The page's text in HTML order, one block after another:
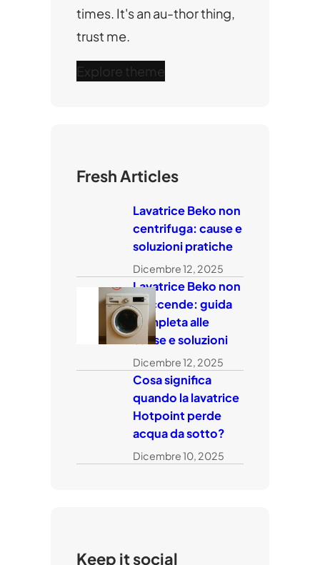
times. It's an au-thor thing,
trust me.
Explore theme
Fresh Articles
Lavatrice Beko non
centrifuga: cause e
soluzioni pratiche
Dicembre 12, 2025
Lavatrice Beko non
si accende: guida
completa alle
cause e soluzioni
Dicembre 12, 2025
Cosa significa
quando la lavatrice
Hotpoint perde
acqua da sotto?
Dicembre 10, 2025
Keep it social